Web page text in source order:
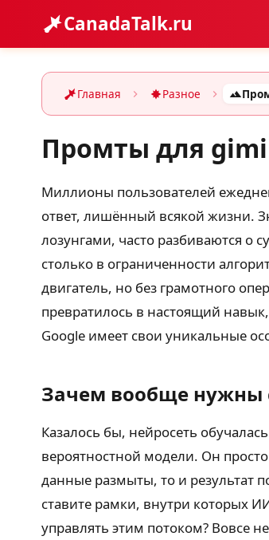
CanadaTalk.ru
Главная Разное
Промты для
Миллионы пользователей
ответ, лишённый всякой жизни.
лозунгами, часто разбиваются о
столько в ограниченности
двигатель, но без грамотного
превратилось в настоящий
Google имеет свои уникальные
Зачем вообще нужны
Казалось бы, нейросеть
вероятностной модели. Он
данные размыты, то и результат
ставите рамки, внутри которых
управлять этим потоком? Вовсе